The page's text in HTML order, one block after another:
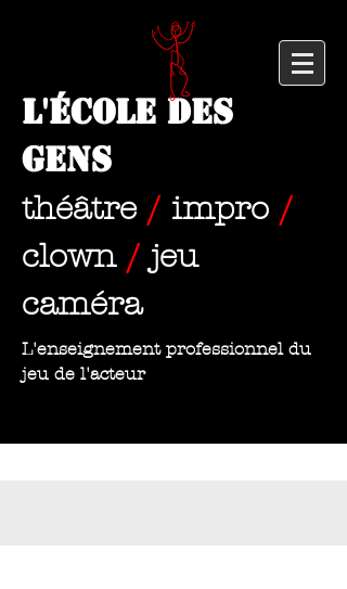
L'École des
Gens
théâtre / impro /
clown / jeu
caméra
L'enseignement professionnel du
jeu de l'acteur